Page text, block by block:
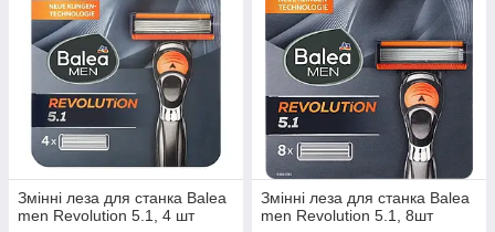
Змінні леза для станка Balea
men Revolution 5.1, 4 шт
Змінні леза для станка Balea
men Revolution 5.1, 8шт